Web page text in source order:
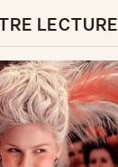
LECTURE